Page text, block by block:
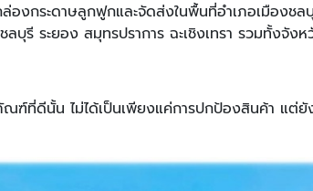
องกระดาษลูกฟูกและจัดส่งในพื้นที่อำเภอเมือง
รี ระยอง สมุทรปราการ ฉะเชิงเทรา รวมทั้งจังห
ณฑ์ที่ดีนั้น ไม่ได้เป็นเพียงแค่การปกป้องสินค้า แต่